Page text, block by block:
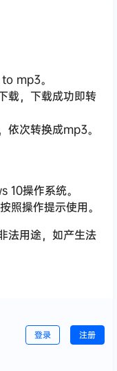
mp3。
载，下载成功即转
依次转换成mp3。
操作系统。
照操作提示使用。
法用途，如产生法
登录 注册